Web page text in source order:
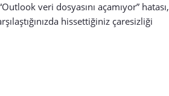
veri dosyasını açamıyor” hatası,
hissettiğiniz çaresizliği